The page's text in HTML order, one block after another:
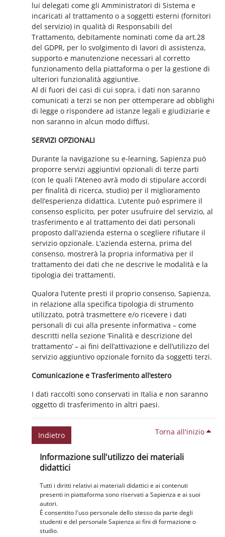
lui delegati come gli Amministratori di Sistema e
incaricati al trattamento o a soggetti esterni (fornitori
del servizio) in qualità di Responsabili del
Trattamento, debitamente nominati come da art.28
del GDPR, per lo svolgimento di lavori di assistenza,
supporto e manutenzione necessari al corretto
funzionamento della piattaforma o per la gestione di
ulteriori funzionalità aggiuntive.
Al di fuori dei casi di cui sopra, i dati non saranno
comunicati a terzi se non per ottemperare ad obblighi
di legge o rispondere ad istanze legali e giudiziarie e
non saranno in alcun modo diffusi.
SERVIZI OPZIONALI
Durante la navigazione su e-learning, Sapienza può
proporre servizi aggiuntivi opzionali di terze parti
(con le quali l’Ateneo avrà modo di stipulare accordi
per finalità di ricerca, studio) per il miglioramento
dell’esperienza didattica. L’utente può esprimere il
consenso esplicito, per poter usufruire del servizio, al
trasferimento e al trattamento dei dati personali
proposto dall'azienda esterna o scegliere rifiutare il
servizio opzionale. L'azienda esterna, prima del
consenso, mostrerà la propria informativa per il
trattamento dei dati che ne descrive le modalità e la
tipologia dei trattamenti.
Qualora l’utente presti il proprio consenso, Sapienza,
in relazione alla specifica tipologia di strumento
utilizzato, potrà trasmettere e/o ricevere i dati
personali di cui alla presente informativa – come
descritti nella sezione ‘Finalità e descrizione del
trattamento’ – ai fini dell’attivazione e dell’utilizzo del
servizio aggiuntivo opzionale fornito da soggetti terzi.
Comunicazione e Trasferimento all’estero
I dati raccolti sono conservati in Italia e non saranno
oggetto di trasferimento in altri paesi.
Indietro Torna all'inizio
Blocchi
Informazione sull'utilizzo dei materiali
didattici
Tutti i diritti relativi ai materiali didattici e ai contenuti
presenti in piattaforma sono riservati a Sapienza e ai suoi
autori.
È consentito l'uso personale dello stesso da parte degli
studenti e del personale Sapienza ai fini di formazione o
studio.